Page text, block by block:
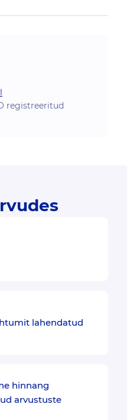
registreeritud
lahendatud
hinnang
arvustuste